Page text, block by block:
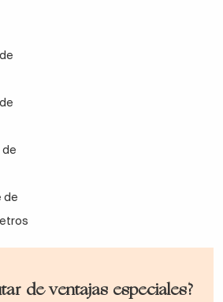
de
de
de ventajas especiales?